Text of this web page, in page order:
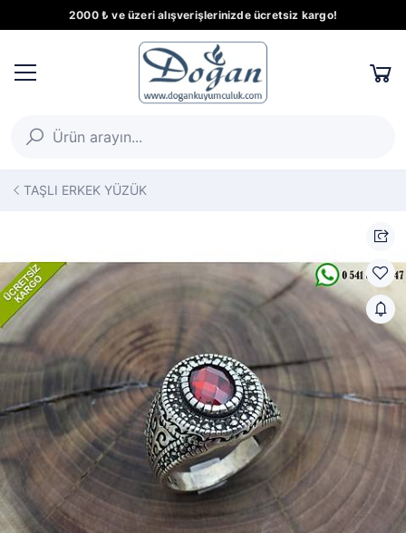
2000 ₺ ve üzeri alışverişlerinizde ücretsiz kargo!
TAŞLI ERKEK YÜZÜK